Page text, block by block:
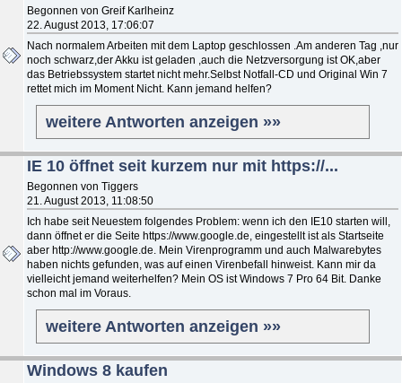
Begonnen von Greif Karlheinz
22. August 2013, 17:06:07
Nach normalem Arbeiten mit dem Laptop geschlossen .Am anderen Tag ,nur
noch schwarz,der Akku ist geladen ,auch die Netzversorgung ist OK,aber
das Betriebssystem startet nicht mehr.Selbst Notfall-CD und Original Win 7
rettet mich im Moment Nicht. Kann jemand helfen?
weitere Antworten anzeigen »»
IE 10 öffnet seit kurzem nur mit https://...
Begonnen von Tiggers
21. August 2013, 11:08:50
Ich habe seit Neuestem folgendes Problem: wenn ich den IE10 starten will,
dann öffnet er die Seite https://www.google.de, eingestellt ist als Startseite
aber http://www.google.de. Mein Virenprogramm und auch Malwarebytes
haben nichts gefunden, was auf einen Virenbefall hinweist. Kann mir da
vielleicht jemand weiterhelfen? Mein OS ist Windows 7 Pro 64 Bit. Danke
schon mal im Voraus.
weitere Antworten anzeigen »»
Windows 8 kaufen